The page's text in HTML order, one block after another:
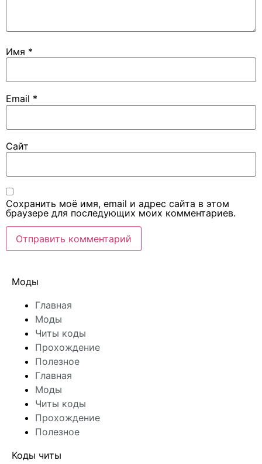
Имя *
Email *
Сайт
Сохранить моё имя, email и адрес сайта в этом
браузере для последующих моих комментариев.
Моды
Главная
Моды
Читы коды
Прохождение
Полезное
Главная
Моды
Читы коды
Прохождение
Полезное
Коды читы